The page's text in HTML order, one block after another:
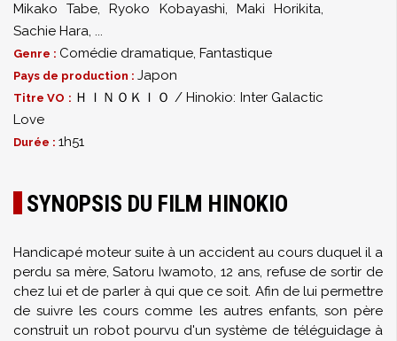
Mikako Tabe,Ryoko Kobayashi, Maki Horikita,
Sachie Hara, ...
Genre : Comédie dramatique, Fantastique
Pays de production : Japon
Titre VO : ＨＩＮＯＫＩＯ / Hinokio: Inter Galactic
Love
Durée : 1h51
SYNOPSIS DU FILM HINOKIO
Handicapé moteur suite à un accident au cours duquel il a
perdu sa mère, Satoru Iwamoto, 12 ans, refuse de sortir de
chez lui et de parler à qui que ce soit. Afin de lui permettre
de suivre les cours comme les autres enfants, son père
construit un robot pourvu d'un système de téléguidage à